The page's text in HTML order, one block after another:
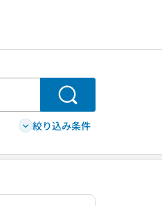
検索
絞り込み条件